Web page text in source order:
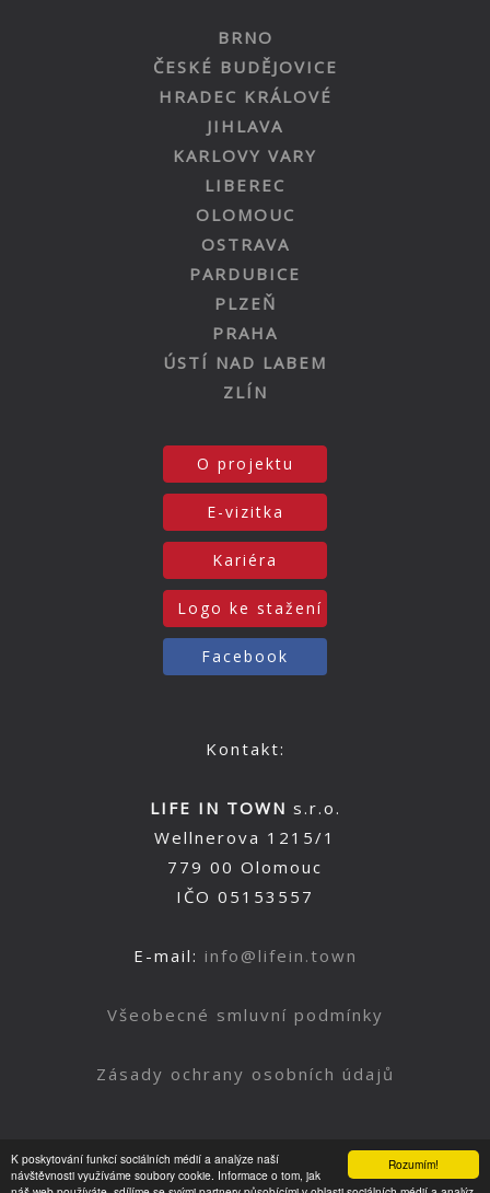
Rozumím!
K poskytování funkcí sociálních médií a analýze naší
návštěvnosti využíváme soubory cookie. Informace o tom, jak
BRNO
ČESKÉ BUDĚJOVICE
HRADEC KRÁLOVÉ
JIHLAVA
KARLOVY VARY
LIBEREC
OLOMOUC
OSTRAVA
PARDUBICE
PLZEŇ
PRAHA
ÚSTÍ NAD LABEM
ZLÍN
O projektu
E-vizitka
Kariéra
Logo ke stažení
Facebook
Kontakt:
LIFE IN TOWN s.r.o.
Wellnerova 1215/1
779 00 Olomouc
IČO 05153557
E-mail: info@lifein.town
Všeobecné smluvní podmínky
Zásady ochrany osobních údajů
Nahoru